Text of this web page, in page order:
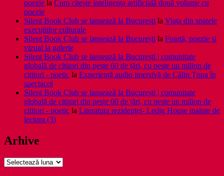
poezie la Cum citește inteligența artificială două volume cu
poezie
Silent Book Club se lansează la București la Viaţa din spatele
execuţiilor culturale
Silent Book Club se lansează la București la Foarţă, poezie şi
vizual la galerie
Silent Book Club se lansează la București | comunitate
globală de cititori din peste 60 de țări, cu peste un milion de
cititori - poetic la Experiență audio imersivă de Călin Țopa în
spectacol
Silent Book Club se lansează la București | comunitate
globală de cititori din peste 60 de țări, cu peste un milion de
cititori - poetic la Literatura rezidenţei- Ledig House inainte de
lectura (3)
Arhive
Arhive